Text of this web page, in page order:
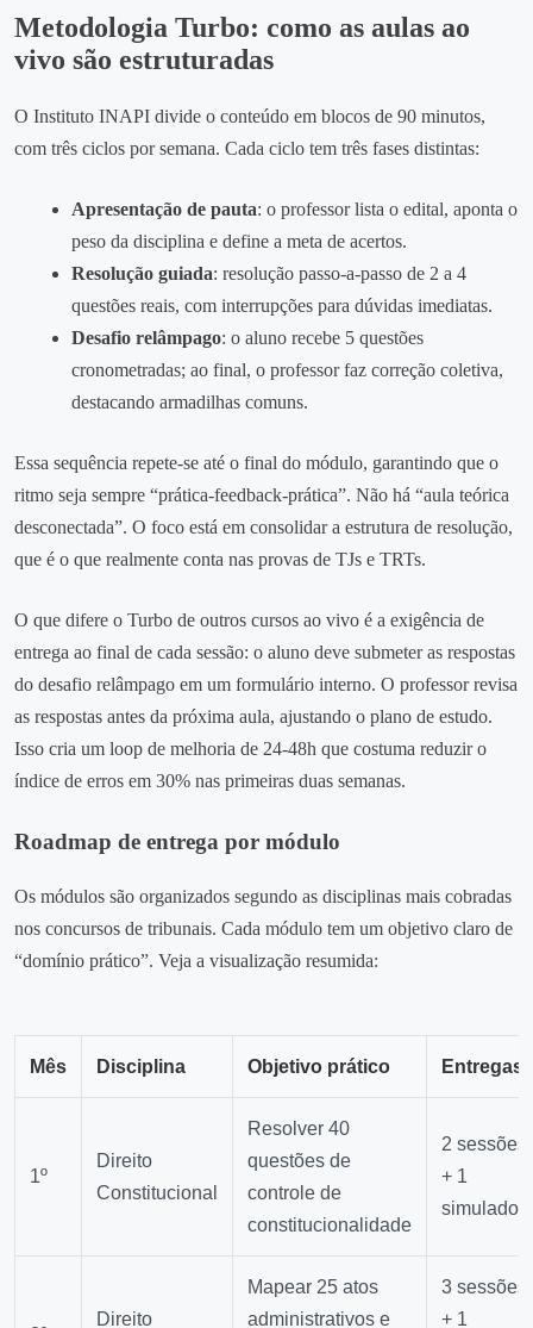
Metodologia Turbo: como as aulas ao
vivo são estruturadas
O Instituto INAPI divide o conteúdo em blocos de 90 minutos,
com três ciclos por semana. Cada ciclo tem três fases distintas:
Apresentação de pauta: o professor lista o edital, aponta o
peso da disciplina e define a meta de acertos.
Resolução guiada: resolução passo‑a‑passo de 2 a 4
questões reais, com interrupções para dúvidas imediatas.
Desafio relâmpago: o aluno recebe 5 questões
cronometradas; ao final, o professor faz correção coletiva,
destacando armadilhas comuns.
Essa sequência repete‑se até o final do módulo, garantindo que o
ritmo seja sempre “prática‑feedback‑prática”. Não há “aula teórica
desconectada”. O foco está em consolidar a estrutura de resolução,
que é o que realmente conta nas provas de TJs e TRTs.
O que difere o Turbo de outros cursos ao vivo é a exigência de
entrega ao final de cada sessão: o aluno deve submeter as respostas
do desafio relâmpago em um formulário interno. O professor revisa
as respostas antes da próxima aula, ajustando o plano de estudo.
Isso cria um loop de melhoria de 24‑48h que costuma reduzir o
índice de erros em 30% nas primeiras duas semanas.
Roadmap de entrega por módulo
Os módulos são organizados segundo as disciplinas mais cobradas
nos concursos de tribunais. Cada módulo tem um objetivo claro de
“domínio prático”. Veja a visualização resumida:
Mês Disciplina Objetivo prático Entregas
1º
Direito
Constitucional
Resolver 40
questões de
controle de
constitucionalidade
2 sessões
+ 1
simulado
Direito
Mapear 25 atos
administrativos e
3 sessões
+ 1